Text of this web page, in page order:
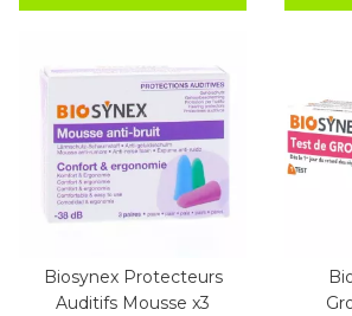
Biosynex Protecteurs
Auditifs Mousse x3